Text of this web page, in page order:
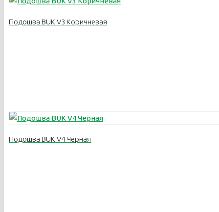
Подошва BUK V3 Коричневая
Подошва BUK V4 Черная